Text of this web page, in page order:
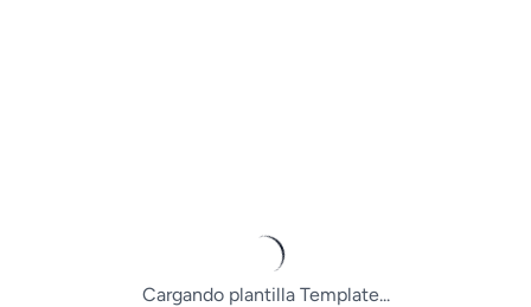
Cargando plantilla Template...